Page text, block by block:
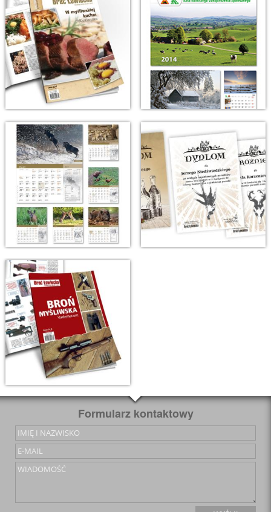
Formularz kontaktowy